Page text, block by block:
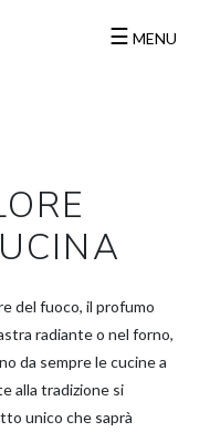
☰ MENU
del fuoco, il profumo
radiante o nel forno,
da sempre le cucine a
alla tradizione si
unico che saprà